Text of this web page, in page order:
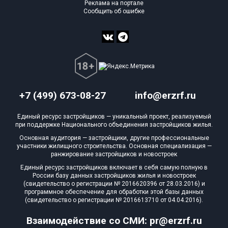
+7 (499) 673-08-27 info@erzrf.ru
Взаимодействие со СМИ: pr@erzrf.ru
Реклама на портале
Сообщить об ошибке
Единый ресурс застройщиков — уникальный проект, реализуемый
при поддержке Национального объединения застройщиков жилья.
Основная аудитория — застройщики, другие профессиональные
участники жилищного строительства. Основная специализация —
ранжирование застройщиков и новостроек
Единый ресурс застройщиков включает в себя самую полную в
России базу данных застройщиков жилья и новостроек
(свидетельство о регистрации № 2016620396 от 28.03.2016) и
программное обеспечение для обработки этой базы данных
(свидетельство о регистрации № 2016613710 от 04.04.2016).